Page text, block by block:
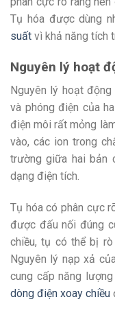
Tụ hóa được dùng
suất vì khả năng tích
Nguyên lý hoạt
Nguyên lý hoạt
và phóng điện của
điện môi rất mỏng
vào, các ion trong
trường giữa hai bản
dạng điện tích.
Tụ hóa có phân cực
được đấu nối đúng
chiều, tụ có thể bị
Nguyên lý nạp xả
cung cấp năng
dòng điện xoay chiều